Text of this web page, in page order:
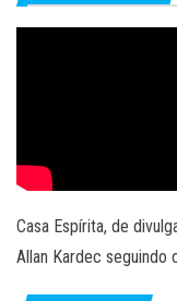
Casa Espírita, de
Allan Kardec seguindo